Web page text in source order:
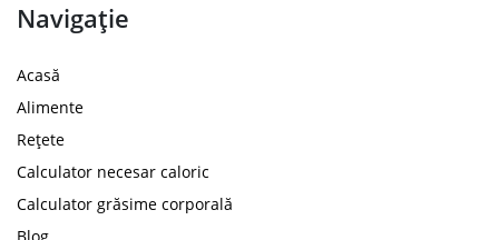
Navigație
Acasă
Alimente
Rețete
Calculator necesar caloric
Calculator grăsime corporală